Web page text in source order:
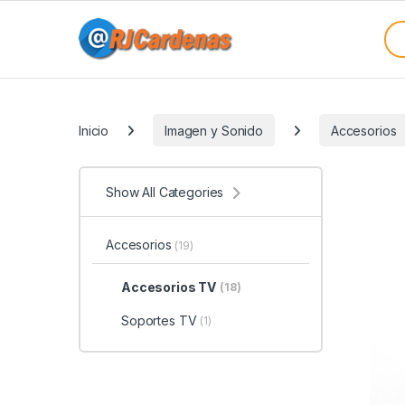
Inicio Imagen y Sonido Accesorios
Show All Categories
Accesorios (19)
Accesorios TV (18)
Soportes TV (1)